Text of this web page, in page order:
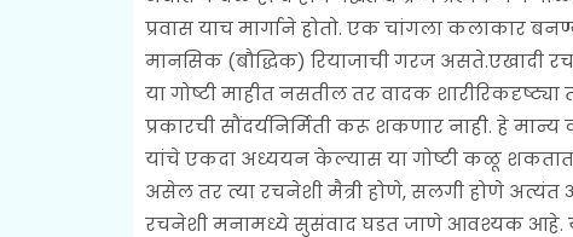
प्रवास याच मार्गाने होतो. एक चांगला कलाकार
मानसिक (बौद्धिक) रियाजाची गरज असते.एखादी
या गोष्टी माहीत नसतील तर वादक
प्रकारची सौंदर्यनिर्मिती करू शकणार नाही. हे
यांचे एकदा अध्ययन केल्यास या गोष्टी कळू
असेल तर त्या रचनेशी मैत्री होणे, सलगी होणे अत्यंत
रचनेशी मनामध्ये सुसंवाद घडत जाणे आवश्यक आहे.